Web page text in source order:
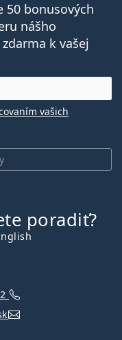
50 bonusových
nášho
k vašej
vašich
poradiť?